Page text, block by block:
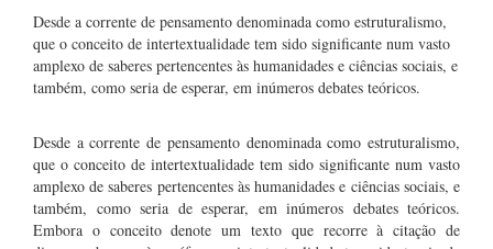
Desde a corrente de pensamento denominada como estruturalismo,
que o conceito de intertextualidade tem sido significante num vasto
amplexo de saberes pertencentes às humanidades e ciências sociais, e
também, como seria de esperar, em inúmeros debates teóricos.
Desde a corrente de pensamento denominada como estruturalismo,
que o conceito de intertextualidade tem sido significante num vasto
amplexo de saberes pertencentes às humanidades e ciências sociais, e
também, como seria de esperar, em inúmeros debates teóricos.
Embora o conceito denote um texto que recorre à citação de